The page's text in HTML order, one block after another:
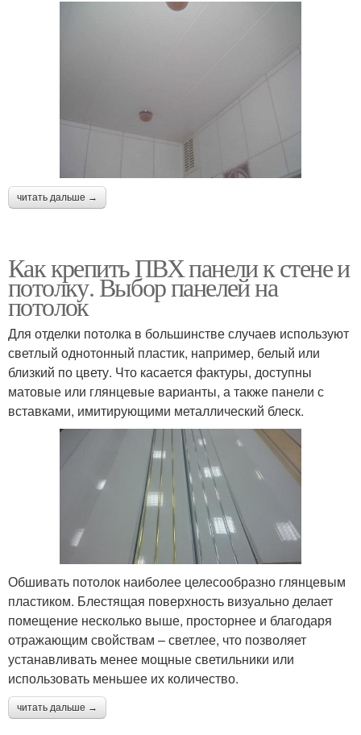
читать дальше →
Как крепить ПВХ панели к стене и
потолку. Выбор панелей на
потолок
Для отделки потолка в большинстве случаев используют
светлый однотонный пластик, например, белый или
близкий по цвету. Что касается фактуры, доступны
матовые или глянцевые варианты, а также панели с
вставками, имитирующими металлический блеск.
Обшивать потолок наиболее целесообразно глянцевым
пластиком. Блестящая поверхность визуально делает
помещение несколько выше, просторнее и благодаря
отражающим свойствам – светлее, что позволяет
устанавливать менее мощные светильники или
использовать меньшее их количество.
читать дальше →